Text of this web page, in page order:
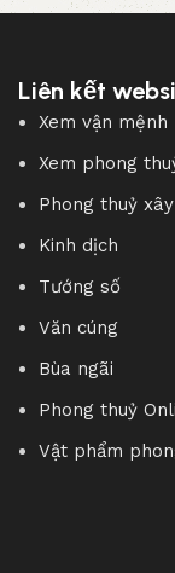
Hiểu biết về
những điều xấu,
đẹp, may mắn
Ví như:
Những người
Cha mẹ mong
Liên kết
Xem vận mệnh
Xem phong
Phong thuỷ
Kinh dịch
Tướng số
Văn cúng
Bùa ngãi
Phong thuỷ
Vật phẩm